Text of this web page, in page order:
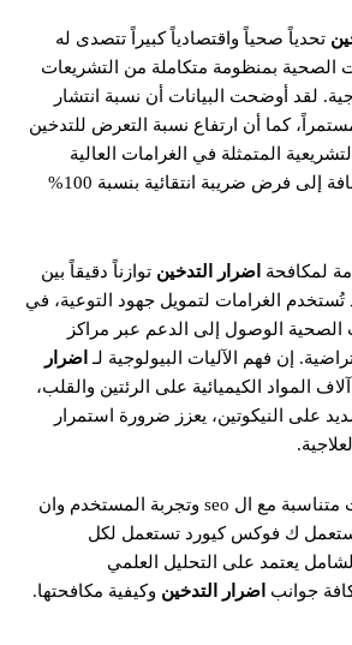
تحدياً صحياً واقتصادياً كبيراً تتصدى له
الصحية بمنظومة متكاملة من التشريعات
لقد أوضحت البيانات أن نسبة انتشار
كما أن ارتفاع نسبة التعرض للتدخين
المتمثلة في الغرامات العالية
والحظر الشامل، بالإضافة إلى فرض ضريبة انتقائية بنسبة 100%
لمكافحة اضرار التدخين توازناً دقيقاً بين
تُستخدم الغرامات لتمويل جهود التوعية، في
الوصول إلى الدعم عبر مراكز
إن فهم الآليات البيولوجية لـ اضرار
المواد الكيميائية على الرئتين والقلب،
على النيكوتين، يعزز ضرورة استمرار
وذلك ان تكون الفقرات متناسبة مع ال seo وتجربة المستخدم وان
ك فوكس كيورد تستعمل لكل
يعتمد على التحليل العلمي
جوانب اضرار التدخين وكيفية مكافحتها.